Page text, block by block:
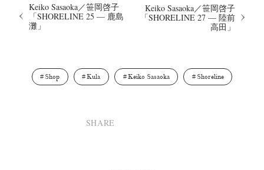
Keiko Sasaoka／笹岡啓子
「SHORELINE 25 — 鹿島
灘」
Keiko Sasaoka／笹岡啓子
「SHORELINE 27 — 陸前
高田」
Shop Kula Keiko Sasaoka Shoreline
SHARE